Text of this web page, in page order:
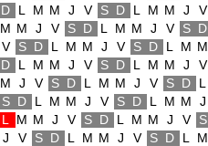
D
L M M J V S D L M M J V
M M J V S D L M M J V S D
V
S D L M M J V S D L M M
D
L M M J V S D L M M J V
M
J V S D L M M J V S D L
S D L M M J V S D L M M J
L
M M J V S D L M M J V S
J
V S D L M M J V S D L M